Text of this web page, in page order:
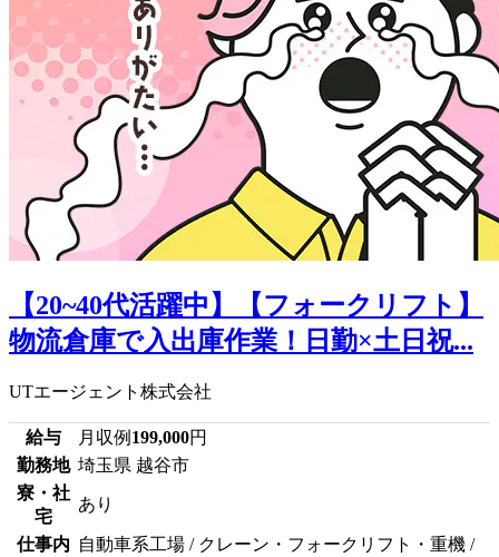
【20~40代活躍中】【フォークリフト】
物流倉庫で入出庫作業！日勤×土日祝...
UTエージェント株式会社
給与 月収例 199,000円
勤務地 埼玉県 越谷市
寮・社
宅
あり
仕事内 自動車系工場 / クレーン・フォークリフト・重機 /